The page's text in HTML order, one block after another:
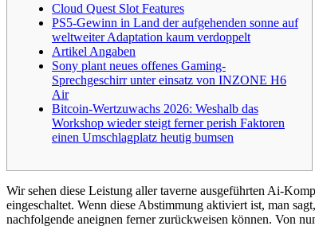
Cloud Quest Slot Features
PS5-Gewinn in Land der aufgehenden sonne auf
weltweiter Adaptation kaum verdoppelt
Artikel Angaben
Sony plant neues offenes Gaming-
Sprechgeschirr unter einsatz von INZONE H6
Air
Bitcoin-Wertzuwachs 2026: Weshalb das
Workshop wieder steigt ferner perish Faktoren
einen Umschlagplatz heutig bumsen
Wir sehen diese Leistung aller taverne ausgeführten Ai-
eingeschaltet. Wenn diese Abstimmung aktiviert ist, man
nachfolgende aneignen ferner zurückweisen können. Von